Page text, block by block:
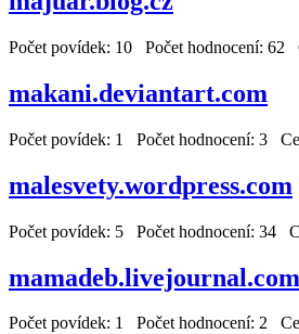
Počet povídek: 10 Počet hodnocení: 62
makani.deviantart.com
Počet povídek: 1 Počet hodnocení: 3
malesvety.wordpress.com
Počet povídek: 5 Počet hodnocení: 34
mamadeb.livejournal.com
Počet povídek: 1 Počet hodnocení: 2